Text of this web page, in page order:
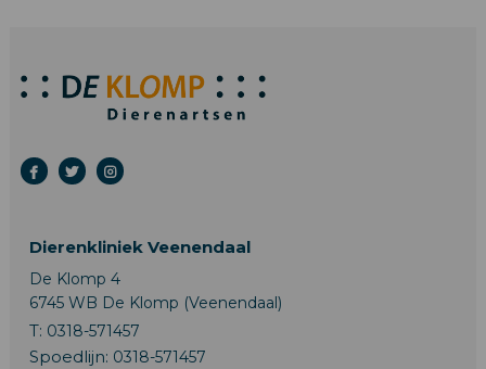
Dierenkliniek Veenendaal
De Klomp 4
6745 WB De Klomp (Veenendaal)
T: 0318-571457
Spoedlijn: 0318-571457